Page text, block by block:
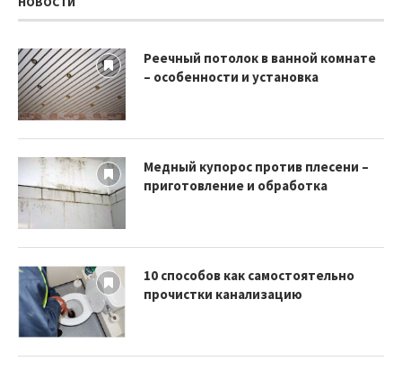
Реечный потолок в ванной комнате
– особенности и установка
Медный купорос против плесени –
приготовление и обработка
10 способов как самостоятельно
прочистки канализацию